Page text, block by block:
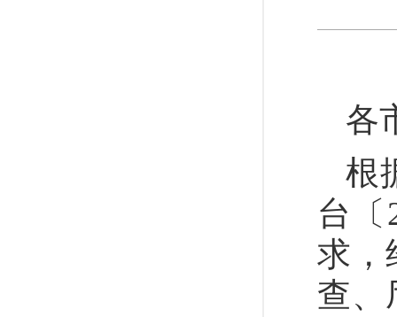
各
根
台〔
求，
查、